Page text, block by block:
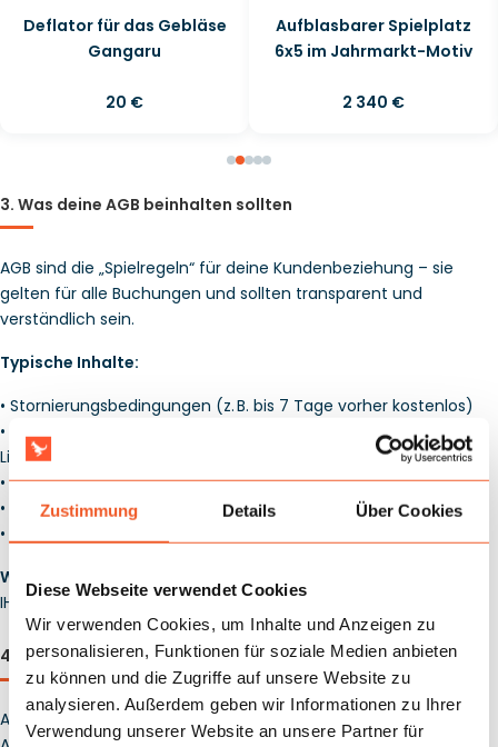
Zustimmung Details Über Cookies
Diese Webseite verwendet Cookies
Wir verwenden Cookies, um Inhalte und Anzeigen zu
personalisieren, Funktionen für soziale Medien anbieten
zu können und die Zugriffe auf unsere Website zu
analysieren. Außerdem geben wir Informationen zu Ihrer
Verwendung unserer Website an unsere Partner für
Deflator für das Gebläse
Gangaru
20 €
Aufblasbarer Spielplatz
6x5 im Jahrmarkt-Motiv
2 340 €
3. Was deine AGB beinhalten sollten
AGB sind die „Spielregeln“ für deine Kundenbeziehung – sie
gelten für alle Buchungen und sollten transparent und
verständlich sein.
Typische Inhalte:
• Stornierungsbedingungen (z. B. bis 7 Tage vorher kostenlos)
• Zahlungsmodalitäten (z. B. 50 % Anzahlung, Rest bar bei
Lieferung)
• Haftungsausschlüsse bei unsachgemäßer Nutzung
• Regelungen bei höherer Gewalt (z. B. Sturm, Starkregen)
• Gerichtsstand und geltendes Recht
Wichtig:
IHK prüfen – das schützt dich vor späteren Problemen.
4. So präsentierst du deine Dokumente professionell
Auch das „Wie“ ist entscheidend. Ein PDF per Mail oder ein